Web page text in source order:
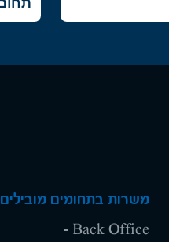
משרות בתחומים מובילים
Back Office -